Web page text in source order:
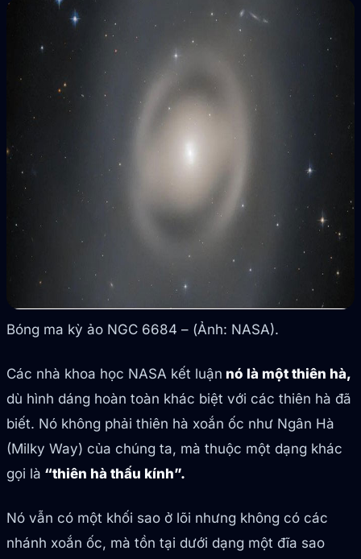
Bóng ma kỳ ảo NGC 6684 – (Ảnh: NASA).
Các nhà khoa học NASA kết luận nó là một thiên hà,
dù hình dáng hoàn toàn khác biệt với các thiên hà đã
biết. Nó không phải thiên hà xoắn ốc như Ngân Hà
(Milky Way) của chúng ta, mà thuộc một dạng khác
gọi là “thiên hà thấu kính”.
Nó vẫn có một khối sao ở lõi nhưng không có các
nhánh xoắn ốc, mà tồn tại dưới dạng một đĩa sao